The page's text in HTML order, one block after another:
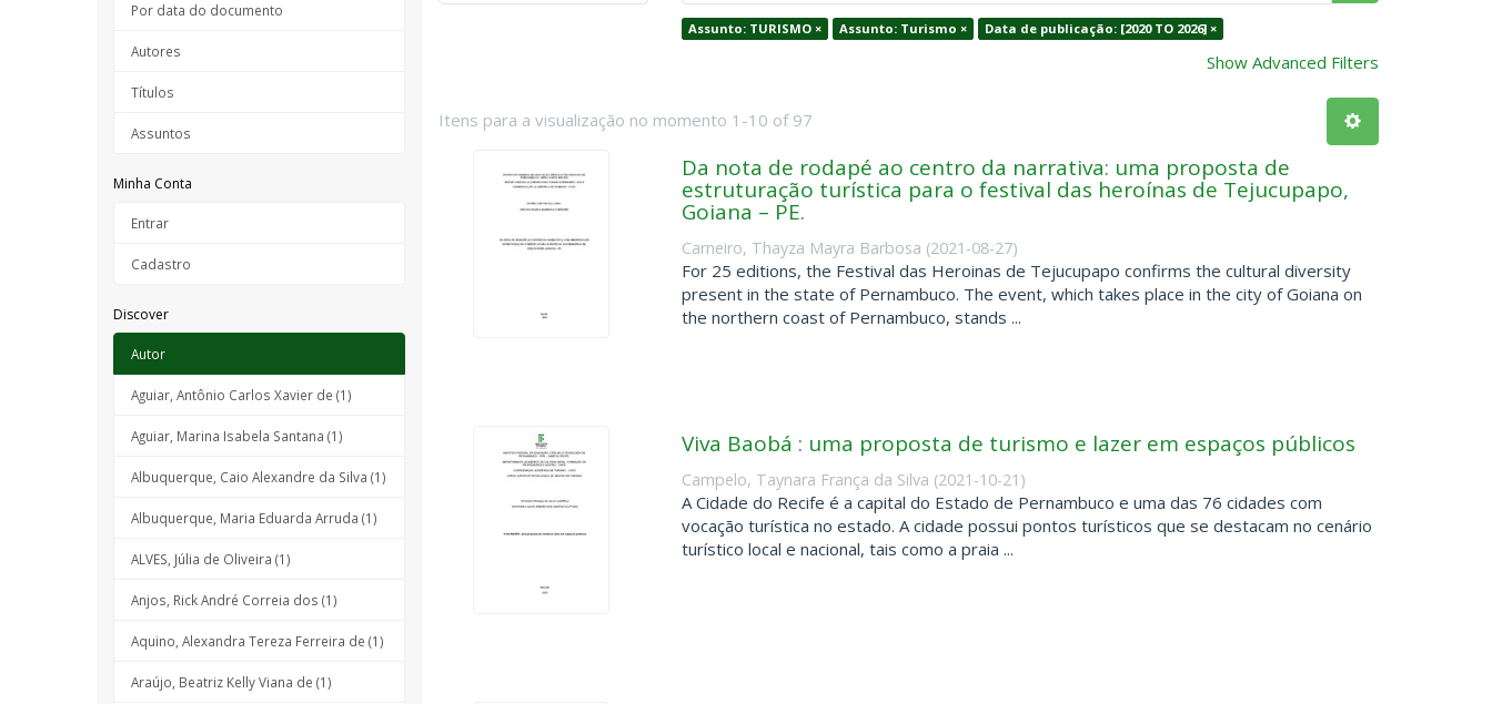
Por data do documento
Autores
Títulos
Assuntos
Minha Conta
Entrar
Cadastro
Discover
Autor
Aguiar, Antônio Carlos Xavier de (1)
Aguiar, Marina Isabela Santana (1)
Albuquerque, Caio Alexandre da Silva (1)
Albuquerque, Maria Eduarda Arruda (1)
ALVES, Júlia de Oliveira (1)
Anjos, Rick André Correia dos (1)
Aquino, Alexandra Tereza Ferreira de (1)
Araújo, Beatriz Kelly Viana de (1)
Assunto: TURISMO × Assunto: Turismo × Data de publicação: [2020 TO 2026] ×
Show Advanced Filters
Itens para a visualização no momento 1-10 of 97
Da nota de rodapé ao centro da narrativa: uma proposta de
estruturação turística para o festival das heroínas de Tejucupapo,
Goiana – PE.
Carneiro, Thayza Mayra Barbosa (2021-08-27)
For 25 editions, the Festival das Heroinas de Tejucupapo confirms the cultural diversity
present in the state of Pernambuco. The event, which takes place in the city of Goiana on
the northern coast of Pernambuco, stands ...
Viva Baobá : uma proposta de turismo e lazer em espaços públicos
Campelo, Taynara França da Silva (2021-10-21 )
A Cidade do Recife é a capital do Estado de Pernambuco e uma das 76 cidades com
vocação turística no estado. A cidade possui pontos turísticos que se destacam no cenário
turístico local e nacional, tais como a praia ...